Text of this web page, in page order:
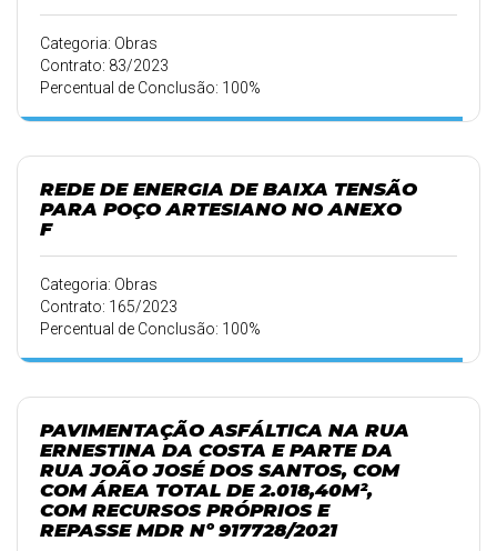
Categoria: Obras
Contrato: 83/2023
Percentual de Conclusão: 100%
REDE DE ENERGIA DE BAIXA TENSÃO
PARA POÇO ARTESIANO NO ANEXO
F
Categoria: Obras
Contrato: 165/2023
Percentual de Conclusão: 100%
PAVIMENTAÇÃO ASFÁLTICA NA RUA
ERNESTINA DA COSTA E PARTE DA
RUA JOÃO JOSÉ DOS SANTOS, COM
COM ÁREA TOTAL DE 2.018,40M²,
COM RECURSOS PRÓPRIOS E
REPASSE MDR Nº 917728/2021